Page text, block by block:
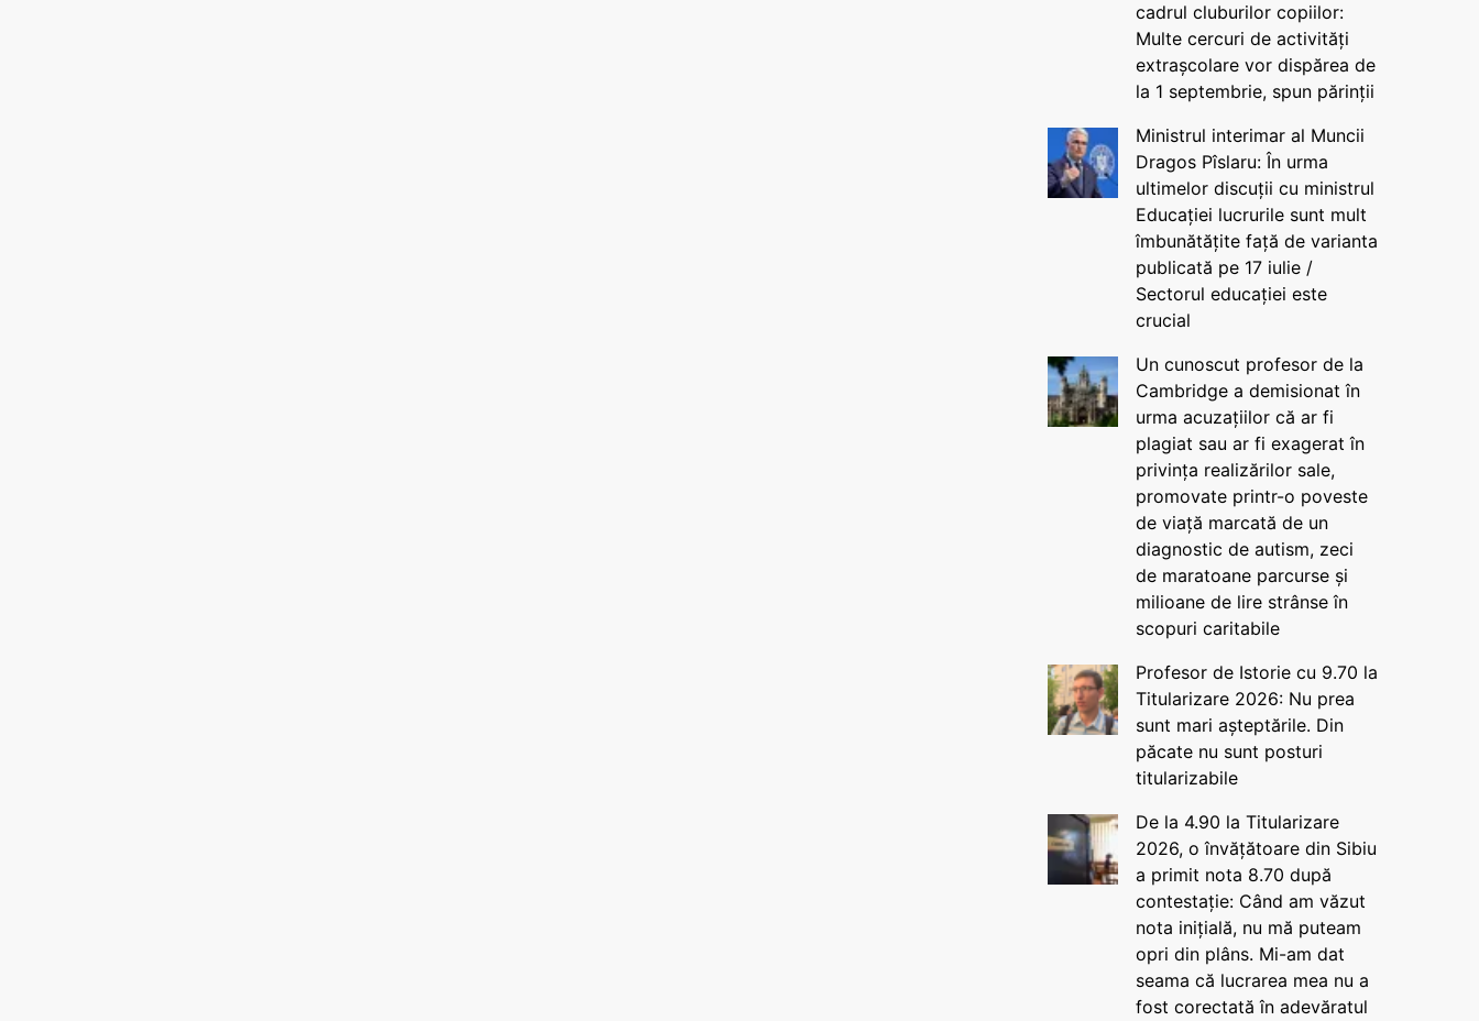
cadrul cluburilor copiilor:
Multe cercuri de activități
extrașcolare vor dispărea de
la 1 septembrie, spun părinții
Ministrul interimar al Muncii
Dragos Pîslaru: În urma
ultimelor discuții cu ministrul
Educației lucrurile sunt mult
îmbunătățite față de varianta
publicată pe 17 iulie /
Sectorul educației este
crucial
Un cunoscut profesor de la
Cambridge a demisionat în
urma acuzațiilor că ar fi
plagiat sau ar fi exagerat în
privința realizărilor sale,
promovate printr-o poveste
de viață marcată de un
diagnostic de autism, zeci
de maratoane parcurse și
milioane de lire strânse în
scopuri caritabile
Profesor de Istorie cu 9.70 la
Titularizare 2026: Nu prea
sunt mari așteptările. Din
păcate nu sunt posturi
titularizabile
De la 4.90 la Titularizare
2026, o învățătoare din Sibiu
a primit nota 8.70 după
contestație: Când am văzut
nota inițială, nu mă puteam
opri din plâns. Mi-am dat
seama că lucrarea mea nu a
fost corectată în adevăratul